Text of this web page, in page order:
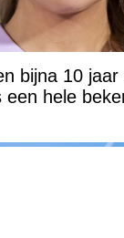
bijna 10
een hele